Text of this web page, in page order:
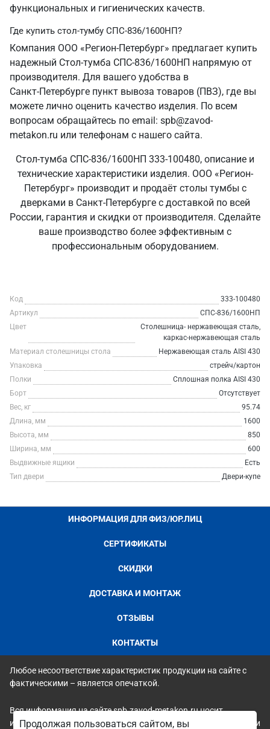
функциональных и гигиенических качеств.
Где купить стол-тумбу СПС-836/1600НП?
Компания ООО «Регион-Петербург» предлагает купить
надежный Стол-тумба СПС-836/1600НП напрямую от
производителя. Для вашего удобства в
Санкт‑Петербурге пункт вывоза товаров (ПВЗ), где вы
можете лично оценить качество изделия. По всем
вопросам обращайтесь по email: spb@zavod-
metakon.ru или телефонам с нашего сайта.
Стол-тумба СПС-836/1600НП 333-100480, описание и
технические характеристики изделия. ООО «Регион-
Петербург» производит и продаёт столы тумбы с
дверками в Санкт‑Петербурге с доставкой по всей
России, гарантия и скидки от производителя. Сделайте
ваше производство более эффективным с
профессиональным оборудованием.
Код
333-100480
Артикул
СПС-836/1600НП
Цвет
Столешница- нержавеющая сталь,
каркас-нержавеющая сталь
Материал столешницы стола
Нержавеющая сталь AISI 430
Упаковка
стрейч/картон
Полки
Сплошная полка AISI 430
Борт
Отсутствует
Вес, кг
95.74
Длина, мм
1600
Высота, мм
850
Ширина, мм
600
Выдвижные ящики
Есть
Тип двери
Двери-купе
ИНФОРМАЦИЯ ДЛЯ ФИЗ/ЮР.ЛИЦ
СЕРТИФИКАТЫ
СКИДКИ
ДОСТАВКА И МОНТАЖ
ОТЗЫВЫ
КОНТАКТЫ
Любое несоответствие характеристик продукции на сайте с
фактическими – является опечаткой.
Вся информация на сайте spb.zavod-metakon.ru носит
исключительно ознакомительный и справочный характер и ни
Продолжая пользоваться сайтом, вы